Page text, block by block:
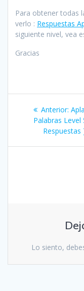
Para obtener todas
verlo : Respuestas
siguiente nivel, vea
Gracias
entradas
Anterior:
Palabras Level
Respuestas
Lo siento,